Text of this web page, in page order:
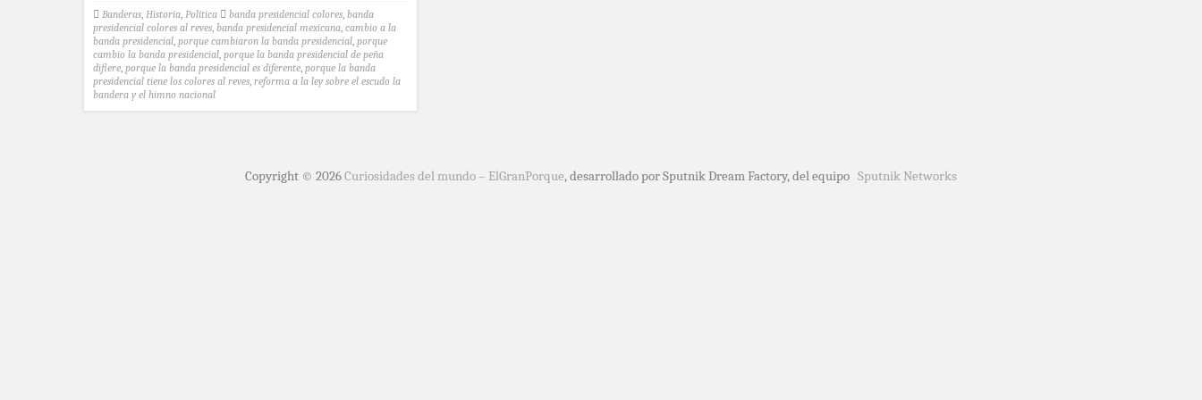
Banderas, Historia, Política banda presidencial colores, banda
presidencial colores al reves, banda presidencial mexicana, cambio a la
banda presidencial, porque cambiaron la banda presidencial, porque
cambio la banda presidencial, porque la banda presidencial de peña
difiere, porque la banda presidencial es diferente, porque la banda
presidencial tiene los colores al reves, reforma a la ley sobre el escudo la
bandera y el himno nacional
Copyright © 2026Curiosidades del mundo – ElGranPorque, desarrollado por Sputnik Dream Factory, del equipo Sputnik Networks